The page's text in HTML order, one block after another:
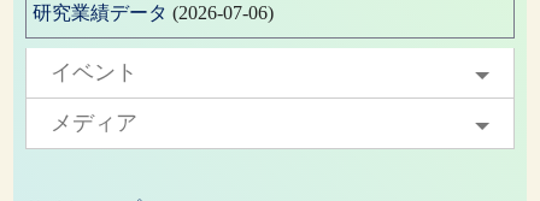
研究業績データ (2026-07-06)
イベント
メディア